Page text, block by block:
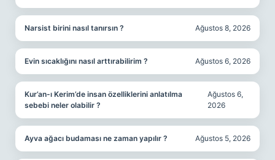
Narsist birini nasıl tanırsın ? Ağustos 8, 2026
Evin sıcaklığını nasıl arttırabilirim ? Ağustos 6, 2026
Kur’an-ı Kerim’de insan özelliklerini anlatılma
sebebi neler olabilir ?
Ağustos 6,
2026
Ayva ağacı budaması ne zaman yapılır ? Ağustos 5, 2026